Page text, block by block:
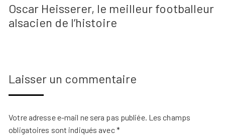
Oscar Heisserer, le meilleur footballeur
alsacien de l’histoire
Laisser un commentaire
Votre adresse e-mail ne sera pas publiée. Les champs
obligatoires sont indiqués avec*